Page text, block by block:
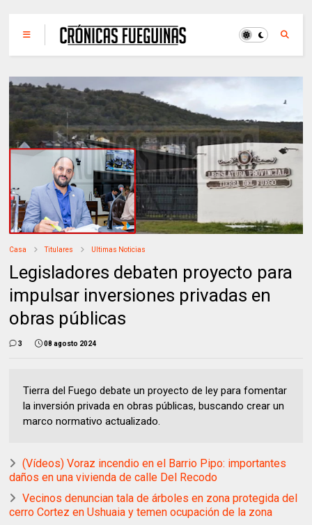
Casa Titulares Ultimas Noticias
Legisladores debaten proyecto para
impulsar inversiones privadas en
obras públicas
3 08 agosto 2024
Tierra del Fuego debate un proyecto de ley para fomentar
la inversión privada en obras públicas, buscando crear un
marco normativo actualizado.
(Vídeos) Voraz incendio en el Barrio Pipo: importantes
daños en una vivienda de calle Del Recodo
Vecinos denuncian tala de árboles en zona protegida del
cerro Cortez en Ushuaia y temen ocupación de la zona